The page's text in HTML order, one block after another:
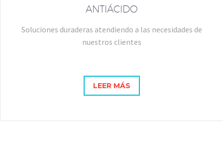
ANTIÁCIDO
Soluciones duraderas atendiendo a las necesidades de
nuestros clientes
LEER MÁS